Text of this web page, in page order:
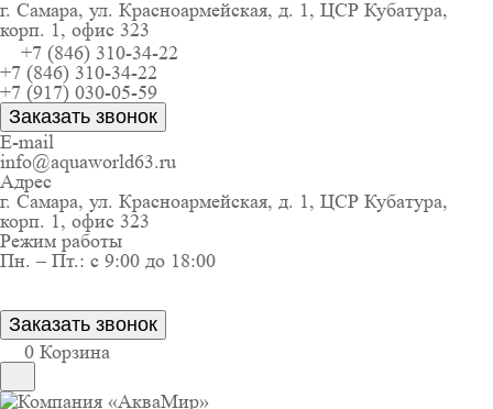
г. Самара, ул. Красноармейская, д. 1, ЦСР Кубатура,
корп. 1, офис 323
+7 (846) 310-34-22
+7 (846) 310-34-22
+7 (917) 030-05-59
Заказать звонок
E-mail
info@aquaworld63.ru
Адрес
г. Самара, ул. Красноармейская, д. 1, ЦСР Кубатура,
корп. 1, офис 323
Режим работы
Пн. – Пт.: с 9:00 до 18:00
Заказать звонок
0 Корзина